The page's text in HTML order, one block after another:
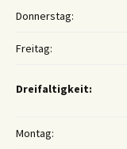
Donnerstag:
Freitag:
Dreifaltigkeit:
Montag: